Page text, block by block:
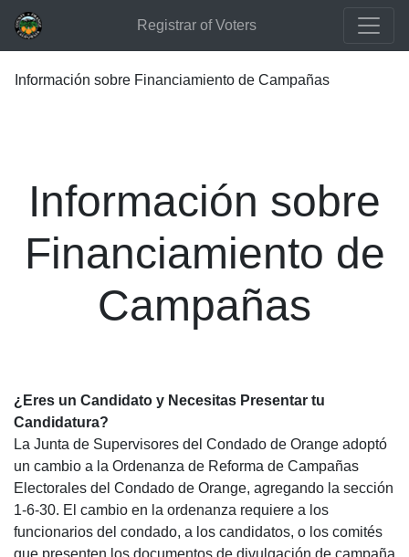
Registrar of Voters
Información sobre Financiamiento de Campañas
Información sobre
Financiamiento de
Campañas
¿Eres un Candidato y Necesitas Presentar tu
Candidatura?
La Junta de Supervisores del Condado de Orange adoptó
un cambio a la Ordenanza de Reforma de Campañas
Electorales del Condado de Orange, agregando la sección
1-6-30. El cambio en la ordenanza requiere a los
funcionarios del condado, a los candidatos, o los comités
que presenten los documentos de divulgación de campaña